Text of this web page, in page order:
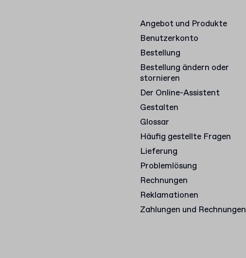
Angebot und Produkte
Benutzerkonto
Bestellung
Bestellung ändern oder
stornieren
Der Online-Assistent
Gestalten
Glossar
Häufig gestellte Fragen
Lieferung
Problemlösung
Rechnungen
Reklamationen
Zahlungen und Rechnungen